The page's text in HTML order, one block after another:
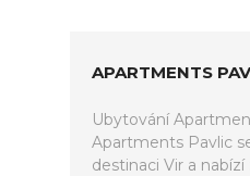
APARTMENTS
Ubytování
Apartments Pavlic
destinaci Vir a nabízí